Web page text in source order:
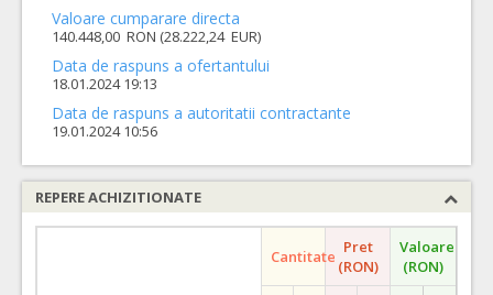
Valoare cumparare directa
140.448,00 RON (28.222,24 EUR)
Data de raspuns a ofertantului
18.01.2024 19:13
Data de raspuns a autoritatii contractante
19.01.2024 10:56
REPERE ACHIZITIONATE
Cantitate Pret
(RON)
Valoare
(RON)